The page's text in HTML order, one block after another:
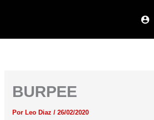
BURPEE
Por Leo Diaz / 26/02/2020